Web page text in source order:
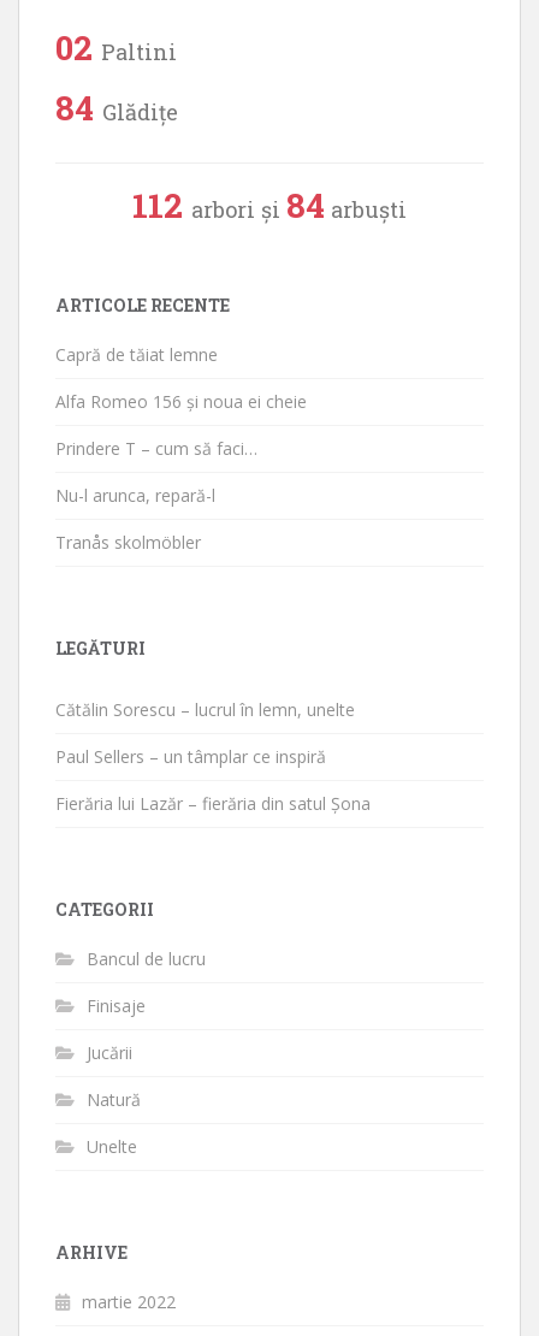
02 Paltini
84 Glădițe
112 arbori și 84 arbuști
ARTICOLE RECENTE
Capră de tăiat lemne
Alfa Romeo 156 și noua ei cheie
Prindere T – cum să faci…
Nu-l arunca, repară-l
Tranås skolmöbler
LEGĂTURI
Cătălin Sorescu – lucrul în lemn, unelte
Paul Sellers – un tâmplar ce inspiră
Fierăria lui Lazăr – fierăria din satul Șona
CATEGORII
Bancul de lucru
Finisaje
Jucării
Natură
Unelte
ARHIVE
martie 2022